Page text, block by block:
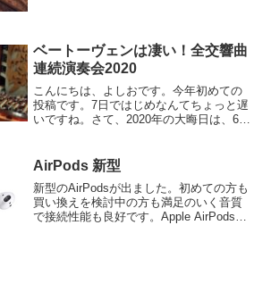
くり返し聴いた思い...
ベートーヴェンは凄い！全交響曲
連続演奏会2020
こんにちは、よしおです。今年初めての
投稿です。7日ではじめなんてちょっと遅
いですね。さて、2020年の大晦日は、6年
す。コンサートのタイトルは、「ベート
ーヴェンは凄い！全...
AirPods 新型
新型のAirPodsが出ました。初めての方も
買い換えを検討中の方も満足のいく音質
で接続性能も良好です。Apple AirPods